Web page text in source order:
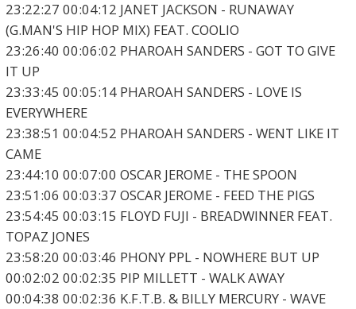
23:22:27 00:04:12 JANET JACKSON - RUNAWAY
(G.MAN'S HIP HOP MIX) FEAT. COOLIO
23:26:40 00:06:02 PHAROAH SANDERS - GOT TO GIVE
IT UP
23:33:45 00:05:14 PHAROAH SANDERS - LOVE IS
EVERYWHERE
23:38:51 00:04:52 PHAROAH SANDERS - WENT LIKE IT
CAME
23:44:10 00:07:00 OSCAR JEROME - THE SPOON
23:51:06 00:03:37 OSCAR JEROME - FEED THE PIGS
23:54:45 00:03:15 FLOYD FUJI - BREADWINNER FEAT.
TOPAZ JONES
23:58:20 00:03:46 PHONY PPL - NOWHERE BUT UP
00:02:02 00:02:35 PIP MILLETT - WALK AWAY
00:04:38 00:02:36 K.F.T.B. & BILLY MERCURY - WAVE